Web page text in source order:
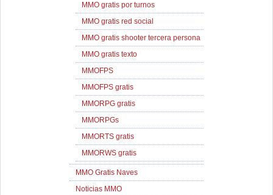
MMO gratis por turnos
MMO gratis red social
MMO gratis shooter tercera persona
MMO gratis texto
MMOFPS
MMOFPS gratis
MMORPG gratis
MMORPGs
MMORTS gratis
MMORWS gratis
MMO Gratis Naves
Noticias MMO